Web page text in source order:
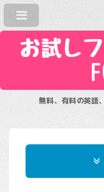
お試し
無料、有料の英語